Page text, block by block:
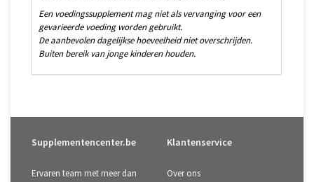
Een voedingssupplement mag niet als vervanging voor een
gevarieerde voeding worden gebruikt.
De aanbevolen dagelijkse hoeveelheid niet overschrijden.
Buiten bereik van jonge kinderen houden.
Supplementencenter.be
Ervaren team met meer dan
Klantenservice
Over ons